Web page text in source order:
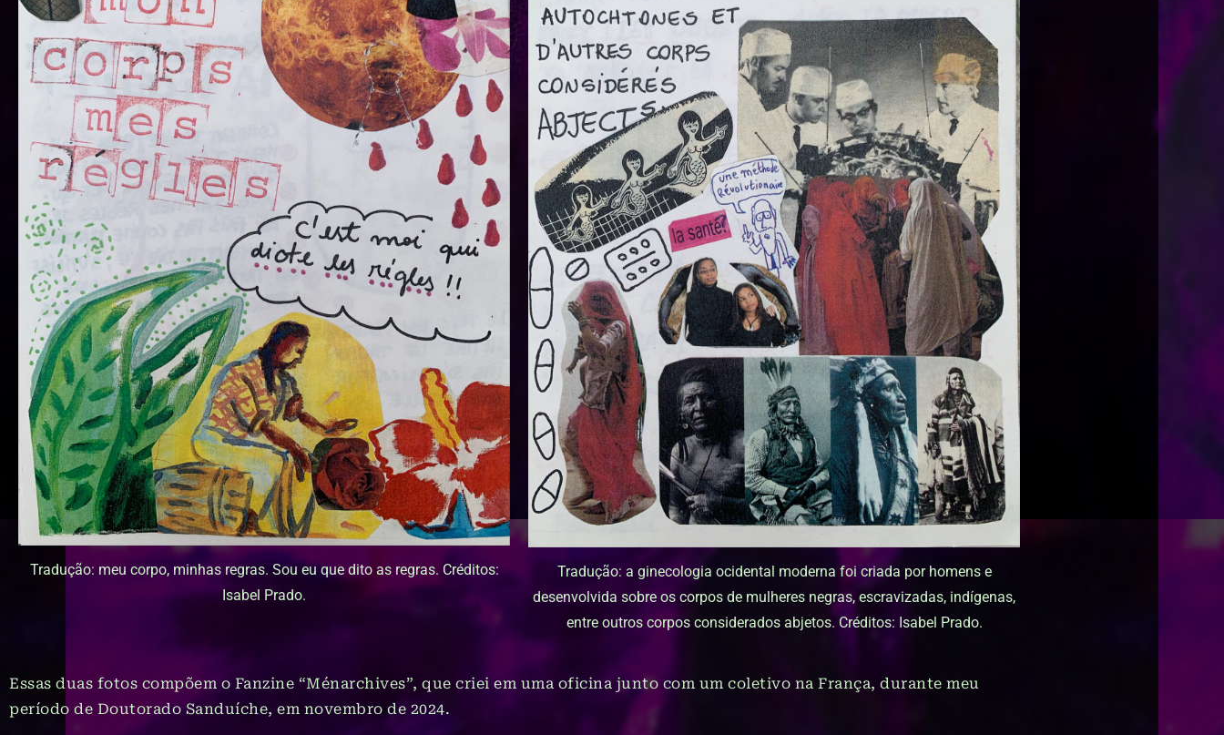
Tradução: meu corpo, minhas regras. Sou eu que dito as regras. Créditos:
Isabel Prado.
Tradução: a ginecologia ocidental moderna foi criada por homens e
desenvolvida sobre os corpos de mulheres negras, escravizadas, indígenas,
entre outros corpos considerados abjetos. Créditos: Isabel Prado.
Essas duas fotos compõem o Fanzine “Ménarchives”, que criei em uma oficina junto com um coletivo na França, durante meu
período de Doutorado Sanduíche, em novembro de 2024.